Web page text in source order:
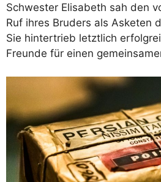
Schwester Elisabeth sah den
Ruf ihres Bruders als Asketen
Sie hintertrieb letztlich
Freunde für einen